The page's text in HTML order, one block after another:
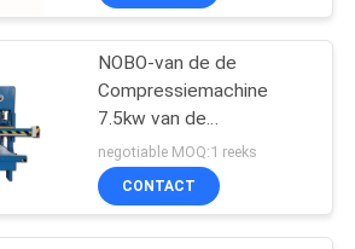
NOBO-van de de
Compressiemachine
7.5kw van de
Vacuümpompmatras
Automatische de
Matrascompressor
negotiable MOQ:1 reeks
CONTACT